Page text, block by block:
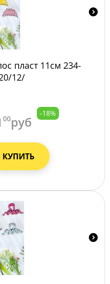
пласт 11см 234-
12/
00руб
-18%
КУПИТЬ